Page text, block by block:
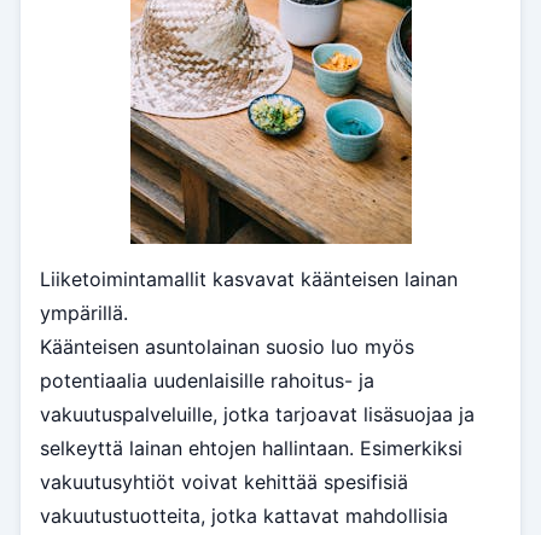
Liiketoimintamallit kasvavat käänteisen lainan
ympärillä.
Käänteisen asuntolainan suosio luo myös
potentiaalia uudenlaisille rahoitus- ja
vakuutuspalveluille, jotka tarjoavat lisäsuojaa ja
selkeyttä lainan ehtojen hallintaan. Esimerkiksi
vakuutusyhtiöt voivat kehittää spesifisiä
vakuutustuotteita, jotka kattavat mahdollisia